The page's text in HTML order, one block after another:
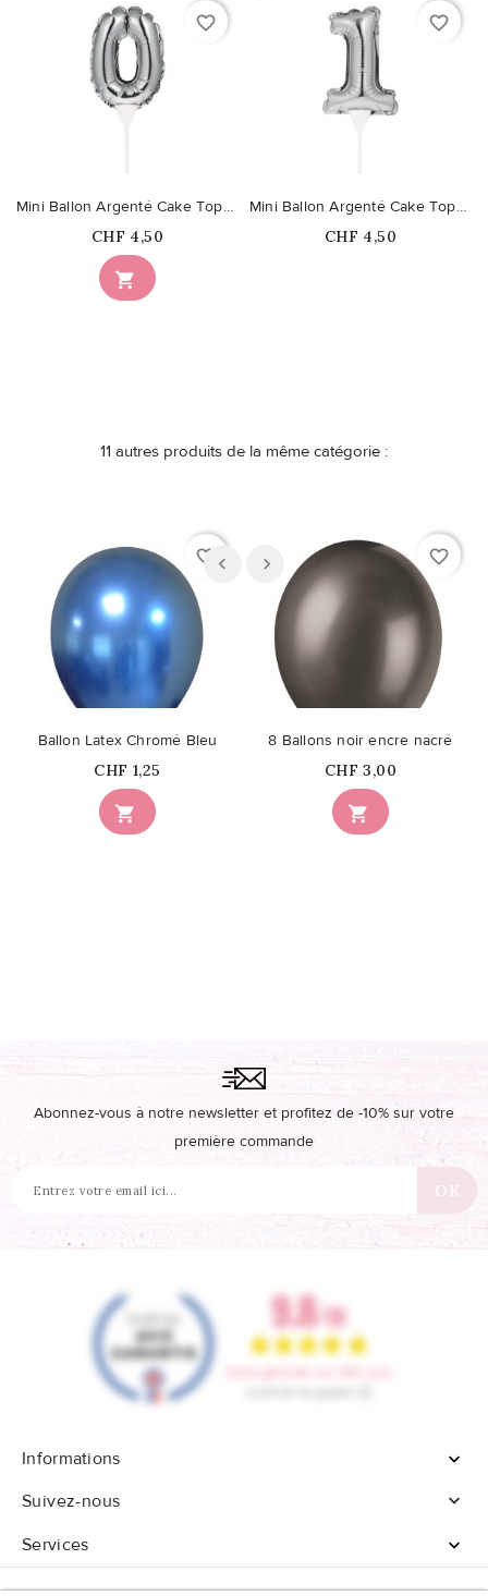
favorite_border

Mini Ballon Argenté Cake Topper Chiffre 0
Prix
CHF 4,50
favorite_border
Mini Ballon Argenté Cake Topper Chiffre 1
Prix
CHF 4,50
11 autres produits de la même catégorie :
favorite_border

Ballon Latex Chromé Bleu
Prix
CHF 1,25
favorite_border

8 Ballons noir encre nacré
Prix
CHF 3,00
Abonnez-vous à notre newsletter et profitez de -10% sur votre
première commande
Informations

Suivez-nous

Services
